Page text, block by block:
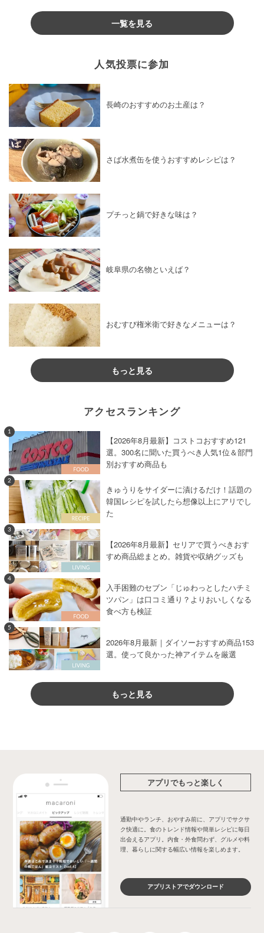
一覧を見る
人気投票に参加
長崎のおすすめのお土産は？
さば水煮缶を使うおすすめレシピは？
プチっと鍋で好きな味は？
岐阜県の名物といえば？
おむすび権米衛で好きなメニューは？
もっと見る
アクセスランキング
1
【2026年8月最新】コストコおすすめ121
選。300名に聞いた買うべき人気1位＆部門
別おすすめ商品も
2
きゅうりをサイダーに漬けるだけ！話題の
韓国レシピを試したら想像以上にアリでし
た
3
【2026年8月最新】セリアで買うべきおす
すめ商品総まとめ。雑貨や収納グッズも
4
入手困難のセブン「じゅわっとしたハチミ
ツパン」は口コミ通り？よりおいしくなる
食べ方も検証
5
2026年8月最新｜ダイソーおすすめ商品153
選。使って良かった神アイテムを厳選
もっと見る
アプリでもっと楽しく
通勤中やランチ、おやすみ前に、アプリでサクサ
ク快適に。食のトレンド情報や簡単レシピに毎日
出会えるアプリ。内食・外食問わず、グルメや料
理、暮らしに関する幅広い情報を楽しめます。
アプリストアでダウンロード